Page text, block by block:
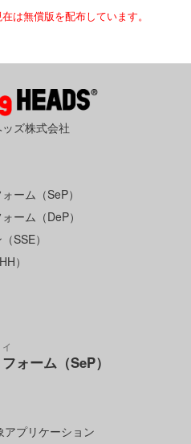
は無償版を配布しています。
ズ株式会社
ーム（SeP）
ーム（DeP）
SSE）
）
ォーム（SeP）
アプリケーション